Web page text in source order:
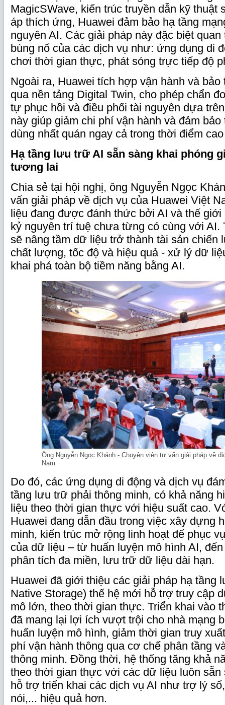
MagicSWave, kiến trúc truyền dẫn kỹ thuật
áp thích ứng, Huawei đảm bảo hạ tầng
nguyên AI. Các giải pháp này đặc biệt
bùng nổ của các dịch vụ như: ứng dụng di
chơi thời gian thực, phát sóng trực tiếp độ
Ngoài ra, Huawei tích hợp vận hành và
qua nền tảng Digital Twin, cho phép chẩn
tự phục hồi và điều phối tài nguyên dựa
này giúp giảm chi phí vận hành và đảm
dùng nhất quán ngay cả trong thời điểm
Hạ tầng lưu trữ AI sẵn sàng khai phóng
tương lai
Chia sẻ tại hội nghị, ông Nguyễn Ngọc
vấn giải pháp về dịch vụ của Huawei Việt
liệu đang được đánh thức bởi AI và thế
kỷ nguyên trí tuệ chưa từng có cùng với AI.
sẽ nâng tầm dữ liệu trở thành tài sản
chất lượng, tốc độ và hiệu quả - xử lý dữ
khai phá toàn bộ tiềm năng bằng AI.
Ông Nguyễn Ngọc Khánh - Chuyên viên tư vấn giải pháp về
Nam
Do đó, các ứng dụng di động và dịch vụ
tầng lưu trữ phải thông minh, có khả năng
liệu theo thời gian thực với hiệu suất cao.
Huawei đang dẫn đầu trong việc xây dựng
minh, kiến trúc mở rộng linh hoạt để phục
của dữ liệu – từ huấn luyện mô hình AI,
phân tích đa miền, lưu trữ dữ liệu dài hạn.
Huawei đã giới thiệu các giải pháp hạ tầng
Native Storage) thế hệ mới hỗ trợ truy cập
mô lớn, theo thời gian thực. Triển khai vào
đã mang lại lợi ích vượt trội cho nhà mạng
huấn luyện mô hình, giảm thời gian truy
phí vận hành thông qua cơ chế phân tầng
thông minh. Đồng thời, hệ thống tăng khả
theo thời gian thực với các dữ liệu luôn sẵn
hỗ trợ triển khai các dịch vụ AI như trợ lý
nói,... hiệu quả hơn.